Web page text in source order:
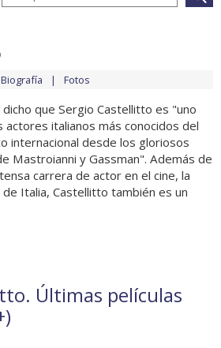
Biografía Fotos
dicho que Sergio Castellitto es "uno
actores italianos más conocidos del
internacional desde los gloriosos
Mastroianni y Gassman". Además de
carrera de actor en el cine, la
Italia, Castellitto también es un
Últimas películas
)